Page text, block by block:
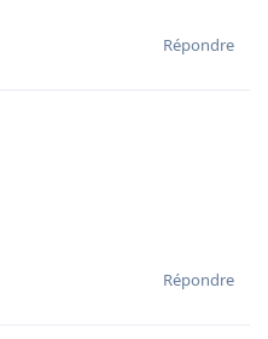
Répondre
Répondre